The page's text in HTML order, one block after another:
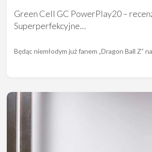
Green Cell GC PowerPlay20 –
Superperfekcyjne…
Będąc niemłodym już fanem „Dragon Ball Z”